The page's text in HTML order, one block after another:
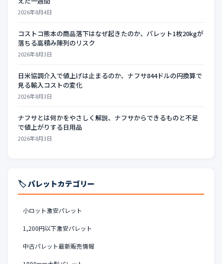
2026年8月4日
コストコ熊本の商品落下はなぜ起きたのか、パレット1枚20kgが
落ちる高積み陳列のリスク
2026年8月3日
日米協調介入で値上げは止まるのか、ナフサ844ドルの円換算で
見る輸入コストの変化
2026年8月3日
ナフサとは何かをやさしく解説、ナフサからできるものと不足
で値上がりする日用品
2026年8月3日
🏷️ パレットカテゴリー
小ロット激安パレット
1,200円以下激安パレット
中古パレット最新販売情報